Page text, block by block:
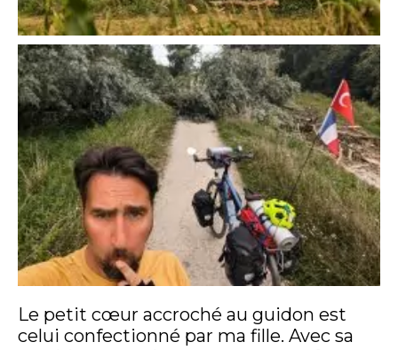
Le petit cœur accroché au guidon est
celui confectionné par ma fille. Avec sa